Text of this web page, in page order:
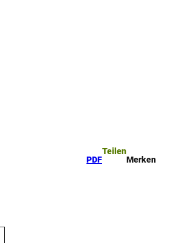
PDF
Teilen
Merken